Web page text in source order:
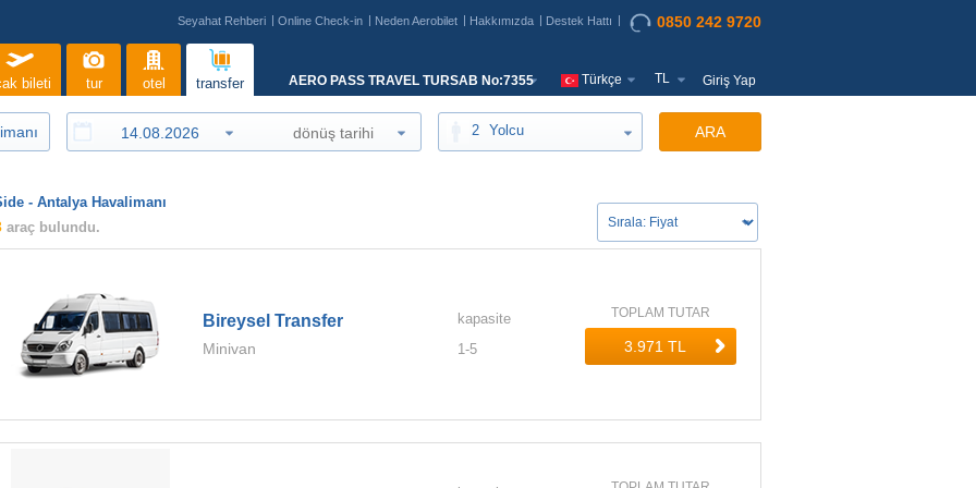
Seyahat Rehberi Online Check-in Neden Aerobilet Hakkımızda Destek Hattı 0850 242 9720
bileti tur otel transfer AERO PASS TRAVEL TURSAB No:7355 Türkçe TL Giriş Yap
2 Yolcu ARA
- Antalya Havalimanı
araç bulundu.
Bireysel Transfer
Minivan
kapasite
1-5
TOPLAM TUTAR